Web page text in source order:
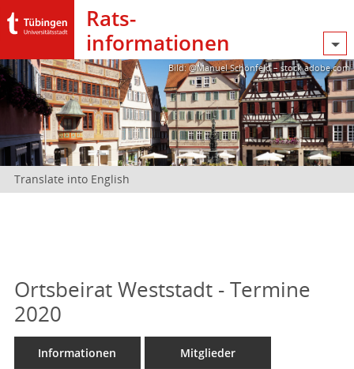
Rats­
informationen
Bild: @Manuel Schönfeld – stock.adobe.com
Translate into English
Ortsbeirat Weststadt - Termine
2020
Informationen Mitglieder